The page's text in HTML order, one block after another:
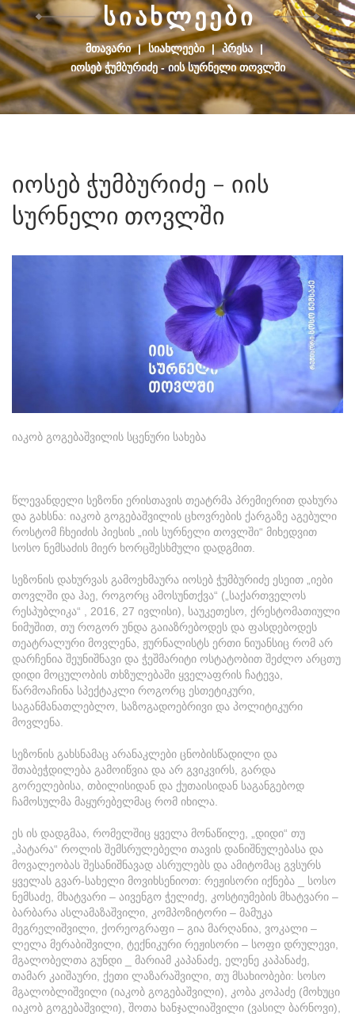
ᲡᲘᲐᲮᲚᲔᲔᲑᲘ
ᲛᲗᲐᲕᲐᲠᲘ | ᲡᲘᲐᲮᲚᲔᲔᲑᲘ | ᲞᲠᲔᲡᲐ |
ᲘᲝᲡᲔᲑ ᲭᲣᲛᲑᲣᲠᲘᲫᲔ - ᲘᲘᲡ ᲡᲣᲠᲜᲔᲚᲘ ᲗᲝᲕᲚᲨᲘ
იოსებ ჭუმბურიძე - იის
სურნელი თოვლში
იაკობ გოგებაშვილის სცენური სახება
წლევანდელი სეზონი ერისთავის თეატრმა პრემიერით დახურა
და გახსნა: იაკობ გოგებაშვილის ცხოვრების ქარგაზე აგებული
როსტომ ჩხეიძის პიესის „იის სურნელი თოვლში“ მიხედვით
სოსო ნემსაძის მიერ ხორცშესხმული დადგმით.
სეზონის დახურვას გამოეხმაურა იოსებ ჭუმბურიძე ესეით „იები
თოვლში და ჰაე, როგორც ამოსუნთქვა“ („საქართველოს
რესპუბლიკა“ , 2016, 27 ივლისი), საუკეთესო, ქრესტომათიული
ნიმუშით, თუ როგორ უნდა გაიაზრებოდეს და ფასდებოდეს
თეატრალური მოვლენა, ჟურნალისტს ერთი ნიუანსიც რომ არ
დარჩენია შეუნიშნავი და ჭეშმარიტი ოსტატობით შეძლო არცთუ
დიდი მოცულობის თხზულებაში ყველაფრის ჩატევა,
წარმოაჩინა სპექტაკლი როგორც ესთეტიკური,
საგანმანათლებლო, საზოგადოებრივი და პოლიტიკური
მოვლენა.
სეზონის გახსნამაც არანაკლები ცნობისწადილი და
შთაბეჭდილება გამოიწვია და არ გვიკვირს, გარდა
გორელებისა, თბილისიდან და ქუთაისიდან საგანგებოდ
ჩამოსულმა მაყურებელმაც რომ იხილა.
ეს ის დადგმაა, რომელშიც ყველა მონაწილე, „დიდი“ თუ
„პატარა“ როლის შემსრულებელი თავის დანიშნულებასა და
მოვალეობას შესანიშნავად ასრულებს და ამიტომაც გვსურს
ყველას გვარ-სახელი მოვიხსენიოთ: რეჟისორი იქნება _ სოსო
ნემსაძე, მხატვარი – აივენგო ჭელიძე, კოსტიუმების მხატვარი –
ბარბარა ასლამაზაშვილი, კომპოზიტორი – მამუკა
მეგრელიშვილი, ქორეოგრაფი – გია მარღანია, ვოკალი –
ლელა მერაბიშვილი, ტექნიკური რეჟისორი – სოფი დრულევი,
მგალობელთა გუნდი _ მარიამ კაპანაძე, ელენე კაპანაძე,
თამარ კაიშაური, ქეთი ლაზარაშვილი, თუ მსახიობები: სოსო
მგალობლიშვილი (იაკობ გოგებაშვილი), კობა კოპაძე (მოხუცი
იაკობ გოგებაშვილი), შოთა ხანჯალიაშვილი (ვასილ ბარნოვი),